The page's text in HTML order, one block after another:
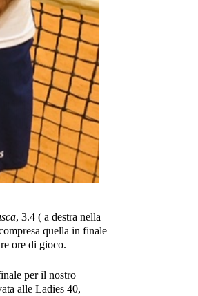
, 3.4 ( a destra nella
quella in finale
ore di gioco.
per il nostro
alle Ladies 40,